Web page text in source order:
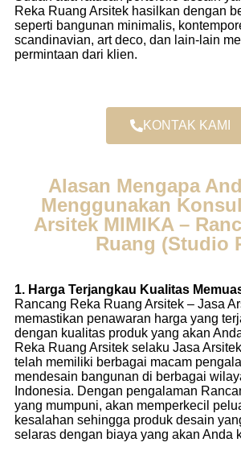
Reka Ruang Arsitek hasilkan dengan
seperti bangunan minimalis,
scandinavian, art deco, dan lain-lain
permintaan dari klien.
KONTAK KAMI
Alasan Mengapa
Menggunakan
Arsitek MIMIKA –
Ruang (Studio
1. Harga Terjangkau Kualitas
Rancang Reka Ruang Arsitek – Jasa
memastikan penawaran harga yang
dengan kualitas produk yang akan
Reka Ruang Arsitek selaku Jasa
telah memiliki berbagai macam
mendesain bangunan di berbagai
Indonesia. Dengan pengalaman
yang mumpuni, akan memperkecil
kesalahan sehingga produk desain
selaras dengan biaya yang akan Anda